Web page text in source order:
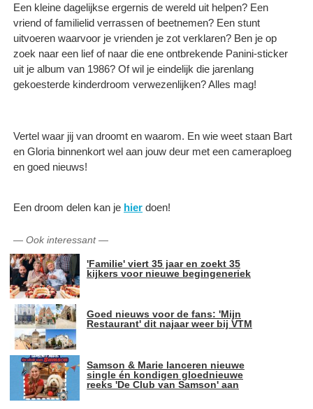
Een kleine dagelijkse ergernis de wereld uit helpen? Een
vriend of familielid verrassen of beetnemen? Een stunt
uitvoeren waarvoor je vrienden je zot verklaren? Ben je op
zoek naar een lief of naar die ene ontbrekende Panini-sticker
uit je album van 1986? Of wil je eindelijk die jarenlang
gekoesterde kinderdroom verwezenlijken? Alles mag!
Vertel waar jij van droomt en waarom. En wie weet staan Bart
en Gloria binnenkort wel aan jouw deur met een cameraploeg
en goed nieuws!
Een droom delen kan je hier doen!
— Ook interessant—
'Familie' viert 35 jaar en zoekt 35
kijkers voor nieuwe begingeneriek
Goed nieuws voor de fans: 'Mijn
Restaurant' dit najaar weer bij VTM
Samson & Marie lanceren nieuwe
single én kondigen gloednieuwe
reeks 'De Club van Samson' aan